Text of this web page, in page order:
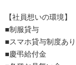
【社員想いの環境】
■制服貸与
■スマホ貸与制度あり
■慶弔給付金